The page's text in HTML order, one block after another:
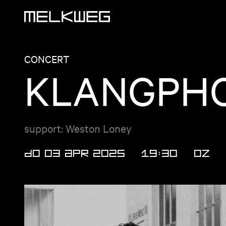
CONCERT
support: Weston Loney
DO 03 APR 2025 19:30 OZ